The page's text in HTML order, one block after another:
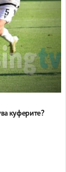
куферите?